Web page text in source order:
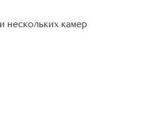
нескольких камер